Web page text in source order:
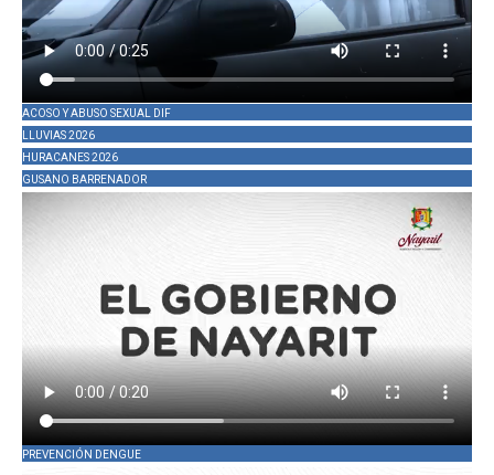
ACOSO Y ABUSO SEXUAL DIF
LLUVIAS 2026
HURACANES 2026
GUSANO BARRENADOR
PREVENCIÓN DENGUE